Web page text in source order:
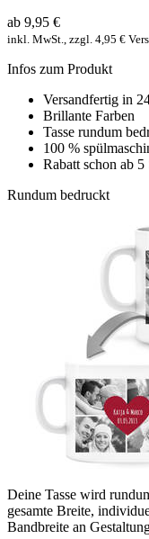
ab 9,95 €
inkl. MwSt., zzgl. 4,95 €
Infos zum Produkt
Versandfertig in
Brillante Farben
Tasse rundum
100 %
Rabatt schon ab 5
Rundum bedruckt
Deine Tasse wird
gesamte Breite,
Bandbreite an